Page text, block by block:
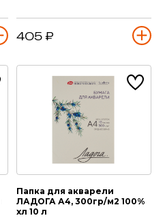
405 ₽
Папка для акварели
ЛАДОГА А4, 300гр/м2 100%
хл 10 л